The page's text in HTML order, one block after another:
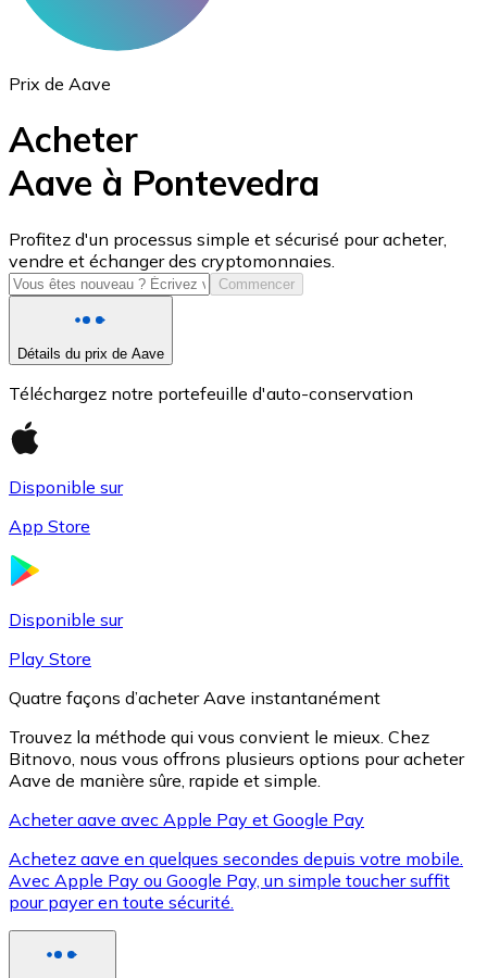
USD Coin
USDC
XRP
XRP
Prix de Aave
Acheter
Aave à Pontevedra
Profitez d'un processus simple et sécurisé pour acheter,
vendre et échanger des cryptomonnaies.
Commencer
Détails du prix de Aave
Téléchargez notre portefeuille d'auto-conservation
Disponible sur
App Store
Disponible sur
Play Store
Quatre façons d’acheter Aave instantanément
Trouvez la méthode qui vous convient le mieux. Chez
Bitnovo, nous vous offrons plusieurs options pour acheter
Aave de manière sûre, rapide et simple.
Acheter aave avec Apple Pay et Google Pay
Achetez aave en quelques secondes depuis votre mobile.
Avec Apple Pay ou Google Pay, un simple toucher suffit
pour payer en toute sécurité.